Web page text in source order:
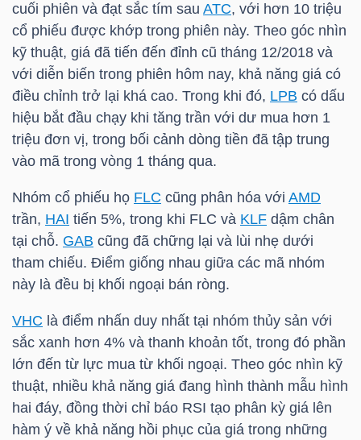
cuối phiên và đạt sắc tím sau ATC, với hơn 10 triệu
cổ phiếu được khớp trong phiên này. Theo góc nhìn
kỹ thuật, giá đã tiến đến đỉnh cũ tháng 12/2018 và
với diễn biến trong phiên hôm nay, khả năng giá có
điều chỉnh trở lại khá cao. Trong khi đó, LPB có dấu
hiệu bắt đầu chạy khi tăng trần với dư mua hơn 1
triệu đơn vị, trong bối cảnh dòng tiền đã tập trung
vào mã trong vòng 1 tháng qua.
Nhóm cổ phiếu họ FLC cũng phân hóa với AMD
trần, HAI tiến 5%, trong khi FLC và KLF dậm chân
tại chỗ. GAB cũng đã chững lại và lùi nhẹ dưới
tham chiếu. Điểm giống nhau giữa các mã nhóm
này là đều bị khối ngoại bán ròng.
VHC là điểm nhấn duy nhất tại nhóm thủy sản với
sắc xanh hơn 4% và thanh khoản tốt, trong đó phần
lớn đến từ lực mua từ khối ngoại. Theo góc nhìn kỹ
thuật, nhiều khả năng giá đang hình thành mẫu hình
hai đáy, đồng thời chỉ báo RSI tạo phân kỳ giá lên
hàm ý về khả năng hồi phục của giá trong những
HÀNG
HÓA
KINH
TẾ
THẾ
GIỚI
ĐÔNG
DƯƠNG
TÀI